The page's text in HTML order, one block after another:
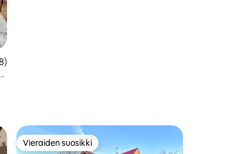
arvio 4,89/5, 128 arvostelua
Vieraiden suosikki
Vieraiden suosikki